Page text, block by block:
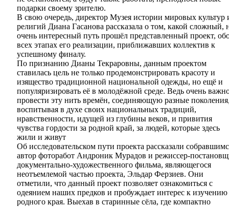
подарки своему зрителю.
В свою очередь, директор Музея истории мировых культур
религий Диана Гасанова рассказала о том, какой сложный,
очень интересный путь прошёл представленный проект,
всех этапах его реализации, приближавших коллектив к
успешному финалу.
По признанию Дианы Текраровны, данным проектом
ставилась цель не только продемонстрировать красоту и
изящество традиционной национальной одежды, но ещё и
популяризировать её в молодёжной среде. Ведь очень
провести эту нить времён, соединяющую разные
воспитывая в духе своих национальных традиций,
нравственности, идущей из глубины веков, и привития
чувства гордости за родной край, за людей, которые здесь
жили и живут
Об исследовательском пути проекта рассказали
автор фоторабот Андроник Мурадов и режиссер-
документально-художественного фильма, являющегося
неотъемлемой частью проекта, Эльдар Ферзиев. Они
отметили, что данный проект позволяет ознакомиться с
одеянием наших предков и пробуждает интерес к изучению
родного края. Выехав в старинные сёла, где компактно